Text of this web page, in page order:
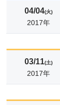
04/04(火)
2017年
03/11(土)
2017年